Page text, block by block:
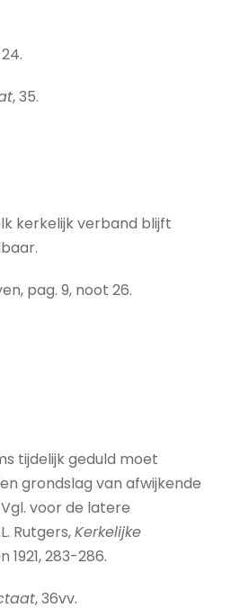
, 35.
kerkelijk verband blijft
pag. 9, noot 26.
tijdelijk geduld moet
grondslag van afwijkende
Vgl. voor de latere
Rutgers,Kerkelijke
1921, 283-286.
, 36vv.